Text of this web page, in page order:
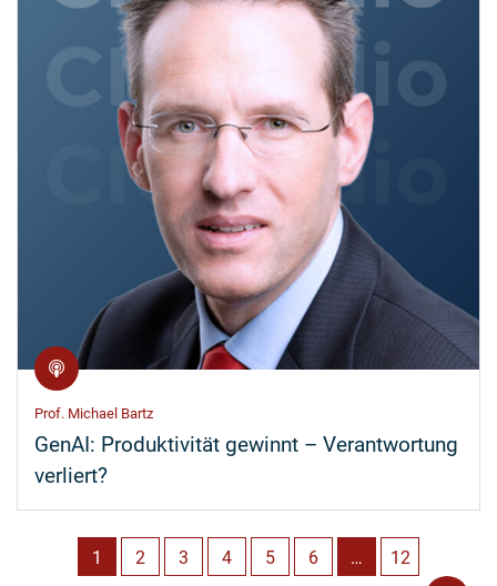
Prof. Michael Bartz
GenAI: Produktivität gewinnt – Verantwortung
verliert?
1 2 3 4 5 6 …
12